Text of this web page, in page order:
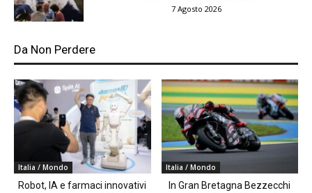
7 Agosto 2026
Da Non Perdere
Italia / Mondo
Robot, IA e farmaci innovativi
Italia / Mondo
In Gran Bretagna Bezzecchi